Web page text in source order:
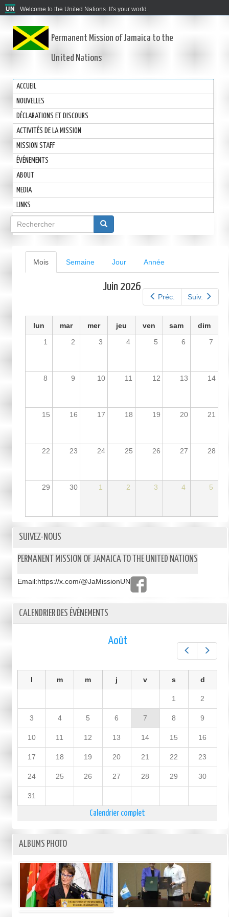
Welcome to the United Nations. It's your world.
Permanent Mission of Jamaica to the
United Nations
ACCUEIL
NOUVELLES
DÉCLARATIONS ET DISCOURS
ACTIVITÉS DE LA MISSION
MISSION STAFF
ÉVÉNEMENTS
ABOUT
MEDIA
LINKS
Formulaire
de
recherche
Onglets
principaux
Mois(onglet
actif)
Semaine Jour Année
Préc. Suiv.
Juin 2026
lun mar mer jeu ven sam
dim
1
2 3 4 5 6 7
8 9 10 11 12 13 14
15 16 17 18 19 20 21
22 23 24 25 26 27 28
29 30 1 2 3 4 5
SUIVEZ-NOUS
PERMANENT MISSION OF JAMAICA TO THE UNITED NATIONS
Email:https://x.com/@JaMissionUN
CALENDRIER DES ÉVÉNEMENTS
Préc.
Août
l m m j v s d
1 2
3 4 5 6 7 8 9
10 11 12 13 14 15 16
17 18 19 20 21 22 23
24 25 26 27 28 29 30
31
Calendrier complet
ALBUMS PHOTO